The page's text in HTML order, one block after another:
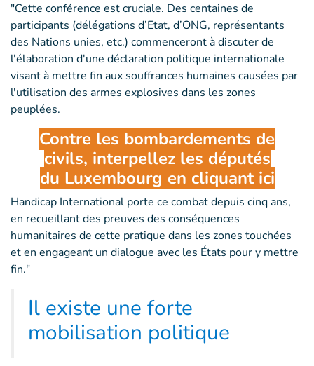
"Cette conférence est cruciale. Des centaines de
participants (délégations d’Etat, d’ONG, représentants
des Nations unies, etc.) commenceront à discuter de
l'élaboration d'une déclaration politique internationale
visant à mettre fin aux souffrances humaines causées par
l'utilisation des armes explosives dans les zones
peuplées.
Contre les bombardements de
civils, interpellez les députés
du Luxembourg en cliquant ici
Handicap International porte ce combat depuis cinq ans,
en recueillant des preuves des conséquences
humanitaires de cette pratique dans les zones touchées
et en engageant un dialogue avec les États pour y mettre
fin."
Il existe une forte
mobilisation politique